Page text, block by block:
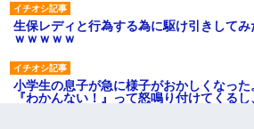
生保レディと行為する為に駆け引きして
ｗｗｗｗｗ
小学生の息子が急に様子がおかしくなっ
『わかんない！』って怒鳴り付けてくる